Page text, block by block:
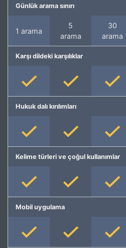
Günlük arama sınırı
1 arama
5
arama
30
arama
Karşı dildeki karşılıklar
Hukuk dalı kırılımları
Kelime türleri ve çoğul kullanımlar
Mobil uygulama